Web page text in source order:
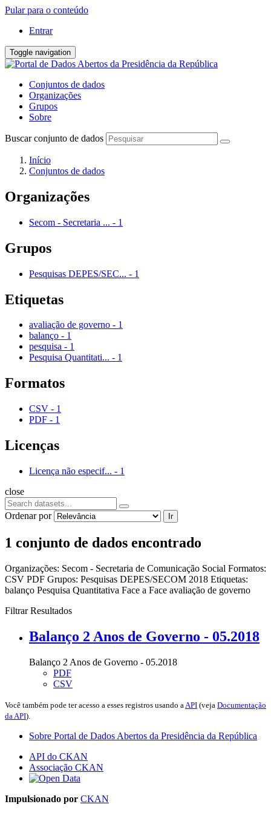
Pular para o conteúdo
Entrar
Toggle navigation
Conjuntos de dados
Organizações
Grupos
Sobre
Buscar conjunto de dados
Início
Conjuntos de dados
Organizações
Secom - Secretaria ... - 1
Grupos
Pesquisas DEPES/SEC... - 1
Etiquetas
avaliação de governo - 1
balanço - 1
pesquisa - 1
Pesquisa Quantitati... - 1
Formatos
CSV - 1
PDF - 1
Licenças
Licença não especif... - 1
close
Ordenar por Ir
1 conjunto de dados encontrado
Organizações: Secom - Secretaria de Comunicação Social Formatos:
CSV PDF Grupos: Pesquisas DEPES/SECOM 2018 Etiquetas:
balanço Pesquisa Quantitativa Face a Face avaliação de governo
Filtrar Resultados
Balanço 2 Anos de Governo - 05.2018
Balanço 2 Anos de Governo - 05.2018
PDF
CSV
Você também pode ter acesso a esses registros usando a API (veja Documentação
da API).
Sobre Portal de Dados Abertos da Presidência da República
API do CKAN
Associação CKAN
Impulsionado por CKAN